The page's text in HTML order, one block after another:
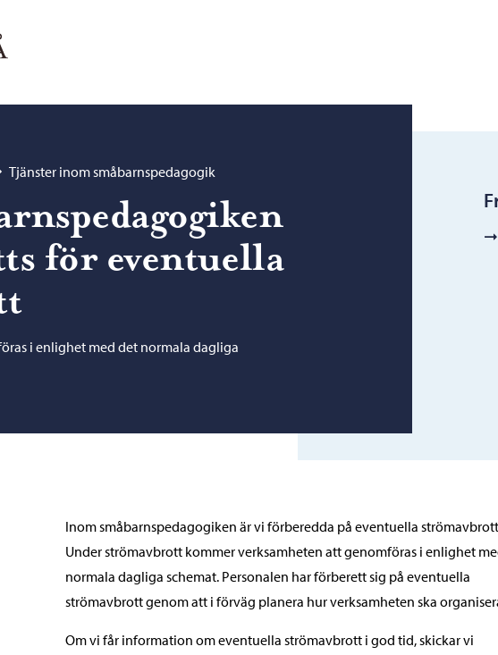
Tjänster inom småbarnspedagogik
för eventuella
i enlighet med det normala dagliga
Inom småbarnspedagogiken är vi förberedda på eventuella
Under strömavbrott kommer verksamheten att genomföras i enlighet
normala dagliga schemat. Personalen har förberett sig på eventuella
strömavbrott genom att i förväg planera hur verksamheten ska
Om vi ​​får information om eventuella strömavbrott i god tid, skickar vi